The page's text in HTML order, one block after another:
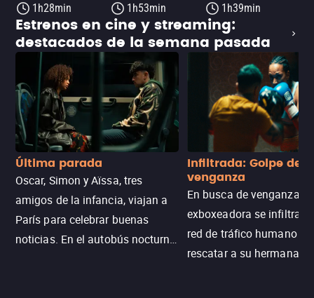
1h28min
1h53min
1h39min
Estrenos en cine y streaming:
destacados de la semana pasada
Última parada
Oscar, Simon y Aïssa, tres
amigos de la infancia, viajan a
París para celebrar buenas
noticias. En el autobús nocturno
Infiltrada: Golpe de
venganza
En busca de venganza,
exboxeadora se infiltra
red de tráfico humano
rescatar a su hermana